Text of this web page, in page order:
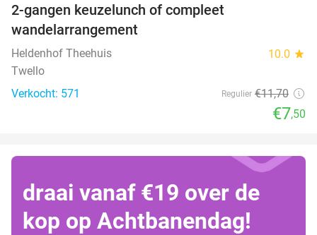
2-gangen keuzelunch of compleet
wandelarrangement
Heldenhof Theehuis 10.0 star
Twello
Verkocht: 571
Regulier €11,70
€7,50
draai vanaf €19 over de
kop op Achtbanendag!